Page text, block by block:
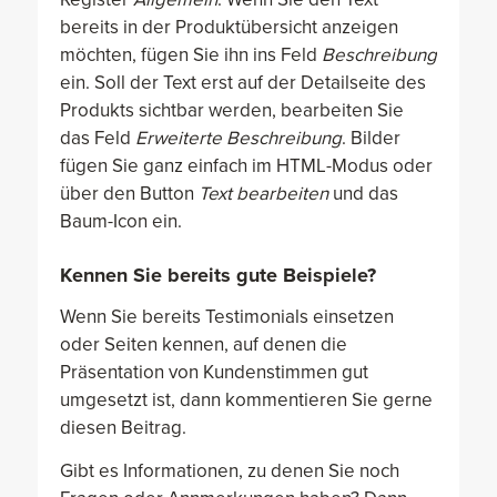
bereits in der Produktübersicht anzeigen
möchten, fügen Sie ihn ins Feld Beschreibung
ein. Soll der Text erst auf der Detailseite des
Produkts sichtbar werden, bearbeiten Sie
das Feld Erweiterte Beschreibung. Bilder
fügen Sie ganz einfach im HTML-Modus oder
über den Button Text bearbeitenund das
Baum-Icon ein.
Kennen Sie bereits gute Beispiele?
Wenn Sie bereits Testimonials einsetzen
oder Seiten kennen, auf denen die
Präsentation von Kundenstimmen gut
umgesetzt ist, dann kommentieren Sie gerne
diesen Beitrag.
Gibt es Informationen, zu denen Sie noch